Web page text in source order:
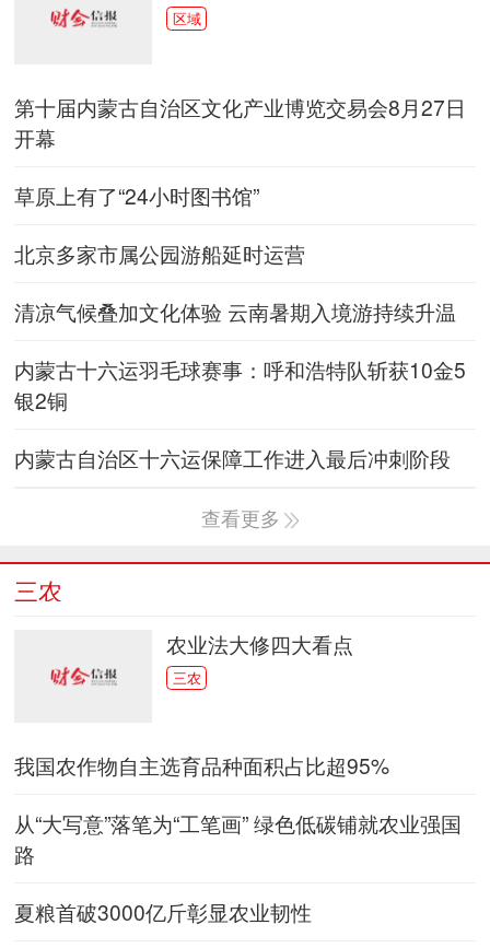
区域
第十届内蒙古自治区文化产业博览交易会8月27日
开幕
草原上有了“24小时图书馆”
北京多家市属公园游船延时运营
清凉气候叠加文化体验 云南暑期入境游持续升温
内蒙古十六运羽毛球赛事：呼和浩特队斩获10金5
银2铜
内蒙古自治区十六运保障工作进入最后冲刺阶段
查看更多
三农
农业法大修四大看点
三农
我国农作物自主选育品种面积占比超95%
从“大写意”落笔为“工笔画” 绿色低碳铺就农业强国
路
夏粮首破3000亿斤彰显农业韧性